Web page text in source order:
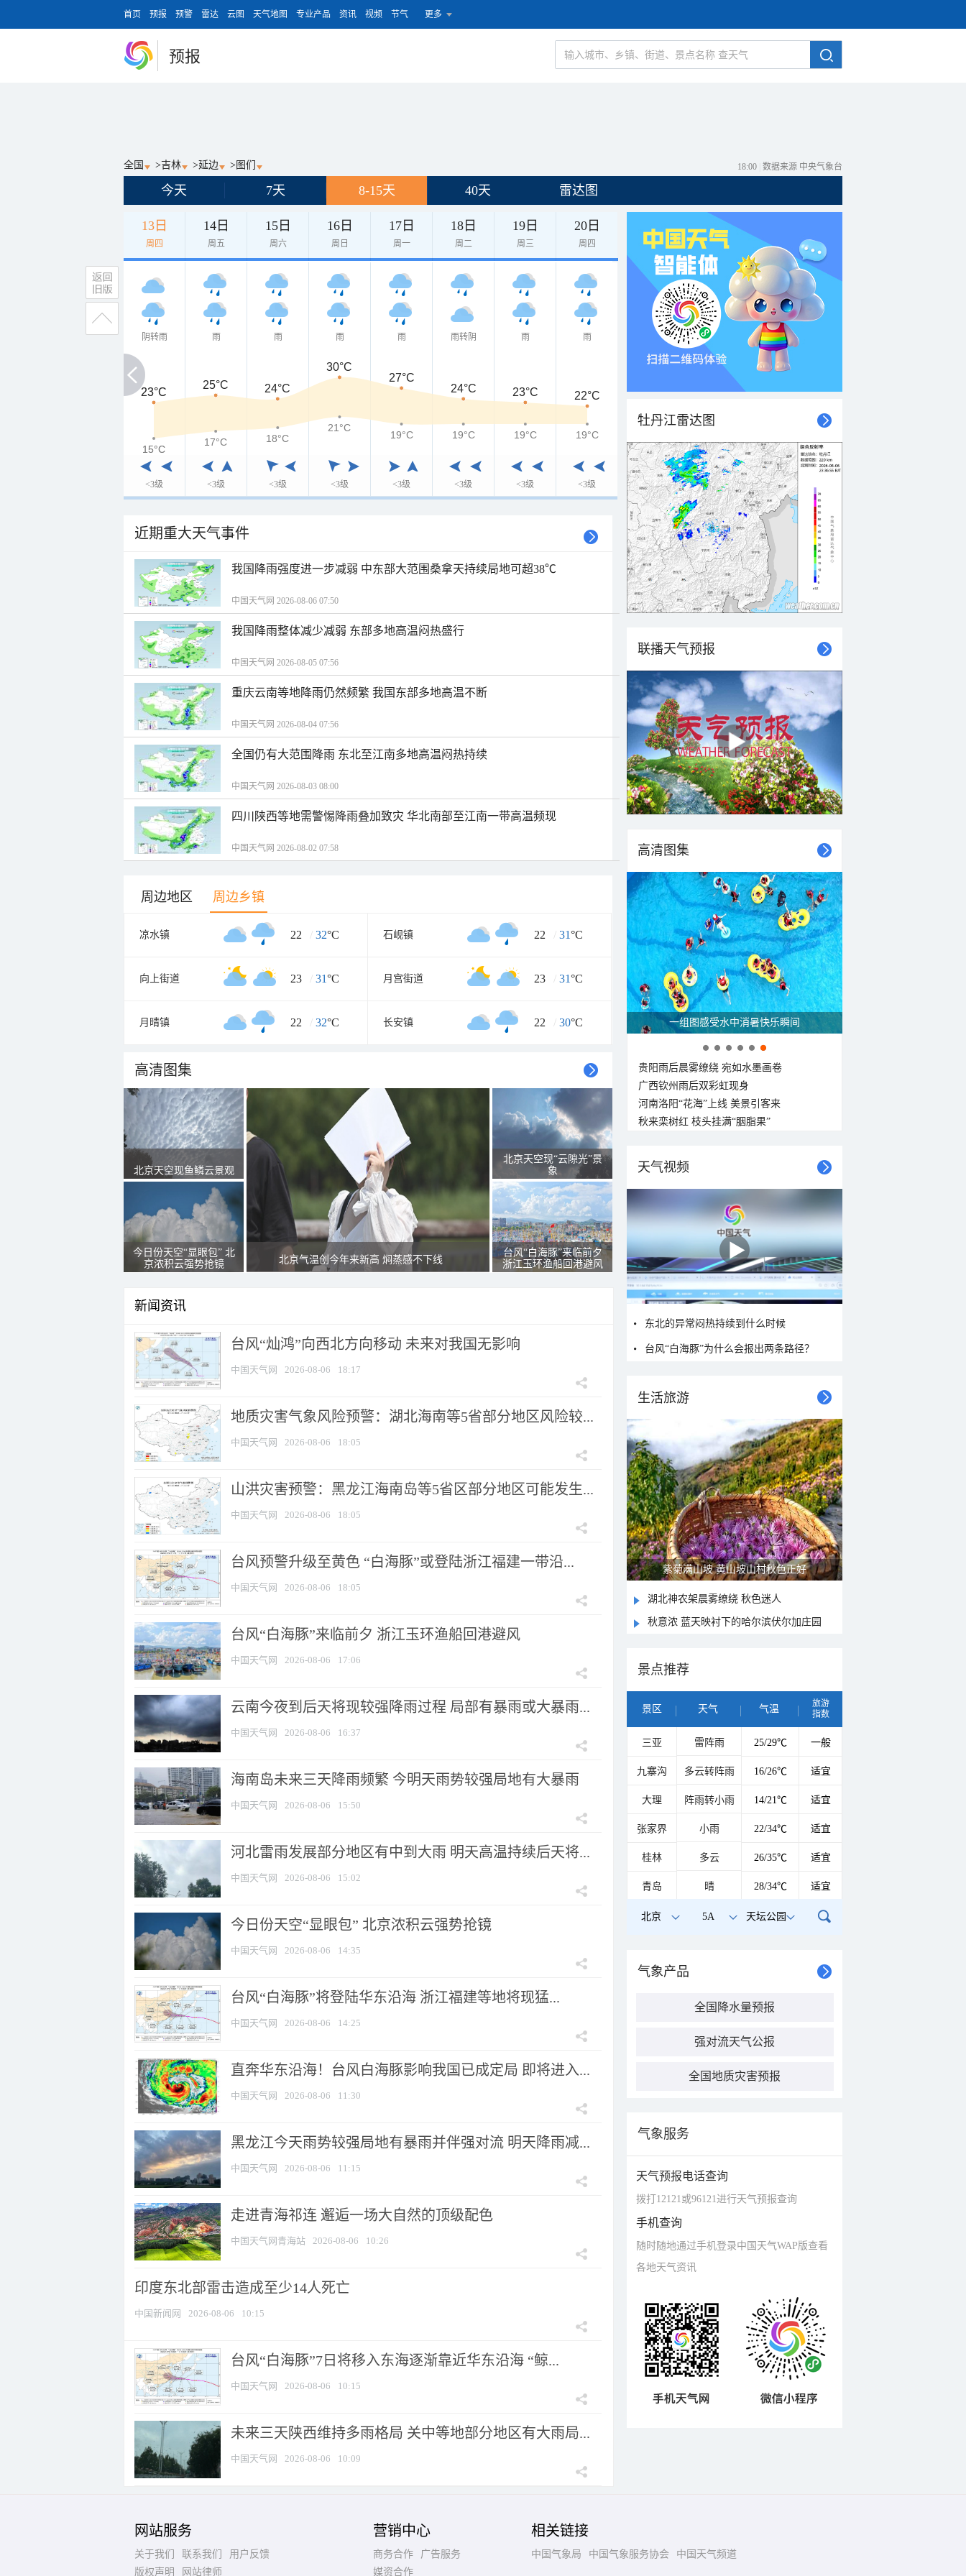
首页 预报 预警 雷达 云图 天气地图 专业产品 资讯 视频 节气 更多
预报
全国 >吉林 >延边 > 图们 18:00 数据来源 中央气象台
今天 7天 8-15天 40天 雷达图
13日
周四
14日
周五
15日
周六
16日
周日
17日
周一
18日
周二
19日
周三
20日
周四
阴转雨
<3级
雨
<3级
雨
<3级
雨
<3级
雨
<3级
雨转阴
<3级
雨
<3级
雨
<3级
23°C
23°C
25°C 24°C
30°C
27°C
24°C
23°C 22°C
15°C
15°C
17°C 18°C
21°C
19°C 19°C 19°C 19°C
近期重大天气事件
我国降雨强度进一步减弱 中东部大范围桑拿天持续局地可超38℃
中国天气网 2026-08-06 07:50
我国降雨整体减少减弱 东部多地高温闷热盛行
中国天气网 2026-08-05 07:56
重庆云南等地降雨仍然频繁 我国东部多地高温不断
中国天气网 2026-08-04 07:56
全国仍有大范围降雨 东北至江南多地高温闷热持续
中国天气网 2026-08-03 08:00
四川陕西等地需警惕降雨叠加致灾 华北南部至江南一带高温频现
中国天气网 2026-08-02 07:58
周边地区 周边乡镇
凉水镇 22 / 32°C 石岘镇 22 / 31°C
向上街道 23 / 31°C 月宫街道 23 / 31°C
月晴镇 22 / 32°C 长安镇 22 / 30°C
高清图集
北京天空现鱼鳞云景观
今日份天空“显眼包” 北
京浓积云强势抢镜
北京气温创今年来新高 焖蒸感不下线
北京天空现“云隙光”景
象
台风“白海豚”来临前夕
浙江玉环渔船回港避风
新闻资讯
台风“灿鸿”向西北方向移动 未来对我国无影响
中国天气网 2026-08-06 18:17
地质灾害气象风险预警：湖北海南等5省部分地区风险较...
中国天气网 2026-08-06 18:05
山洪灾害预警：黑龙江海南岛等5省区部分地区可能发生...
中国天气网 2026-08-06 18:05
台风预警升级至黄色 “白海豚”或登陆浙江福建一带沿...
中国天气网 2026-08-06 18:05
台风“白海豚”来临前夕 浙江玉环渔船回港避风
中国天气网 2026-08-06 17:06
云南今夜到后天将现较强降雨过程 局部有暴雨或大暴雨...
中国天气网 2026-08-06 16:37
海南岛未来三天降雨频繁 今明天雨势较强局地有大暴雨
中国天气网 2026-08-06 15:50
河北雷雨发展部分地区有中到大雨 明天高温持续后天将...
中国天气网 2026-08-06 15:02
今日份天空“显眼包” 北京浓积云强势抢镜
中国天气网 2026-08-06 14:35
台风“白海豚”将登陆华东沿海 浙江福建等地将现猛...
中国天气网 2026-08-06 14:25
直奔华东沿海！台风白海豚影响我国已成定局 即将进入...
中国天气网 2026-08-06 11:30
黑龙江今天雨势较强局地有暴雨并伴强对流 明天降雨减...
中国天气网 2026-08-06 11:15
走进青海祁连 邂逅一场大自然的顶级配色
中国天气网青海站 2026-08-06 10:26
印度东北部雷击造成至少14人死亡
中国新闻网 2026-08-06 10:15
台风“白海豚”7日将移入东海逐渐靠近华东沿海 “鲸...
中国天气网 2026-08-06 10:15
未来三天陕西维持多雨格局 关中等地部分地区有大雨局...
中国天气网 2026-08-06 10:09
牡丹江雷达图
联播天气预报
高清图集
一组图感受水中消暑快乐瞬间
贵阳雨后晨雾缭绕 宛如水墨画卷
广西钦州雨后双彩虹现身
河南洛阳“花海”上线 美景引客来
秋来栾树红 枝头挂满“胭脂果”
天气视频
东北的异常闷热持续到什么时候
台风“白海豚”为什么会报出两条路径？
生活旅游
紫菊满山坡 黄山坡山村秋色正好
湖北神农架晨雾缭绕 秋色迷人
秋意浓 蓝天映衬下的哈尔滨伏尔加庄园
景点推荐
景区 天气 气温
旅游
指数
三亚 雷阵雨 25/29℃ 一般
九寨沟 多云转阵雨 16/26℃ 适宜
大理 阵雨转小雨 14/21℃ 适宜
张家界 小雨 22/34℃ 适宜
桂林 多云 26/35℃ 适宜
青岛 晴 28/34℃ 适宜
北京 5A 天坛公园
气象产品
全国降水量预报
强对流天气公报
全国地质灾害预报
气象服务
天气预报电话查询
拨打12121或96121进行天气预报查询
手机查询
随时随地通过手机登录中国天气WAP版查看
各地天气资讯
网站服务
关于我们 联系我们
用户反馈
版权声明
网站律师
营销中心
商务合作
广告服务
媒资合作
相关链接
中国气象局 中国气象服务协会 中国天气频道